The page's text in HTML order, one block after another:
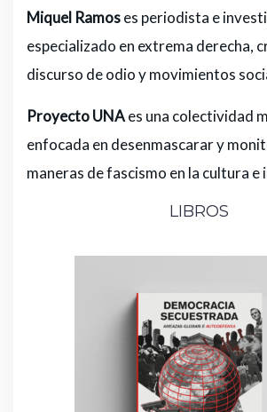
Miquel Ramoses periodista e
especializado en extrema derecha,
discurso de odio y movimientos
Proyecto UNAes una colectividad
enfocada en desenmascarar y
maneras de fascismo en la cultura e
LIBROS